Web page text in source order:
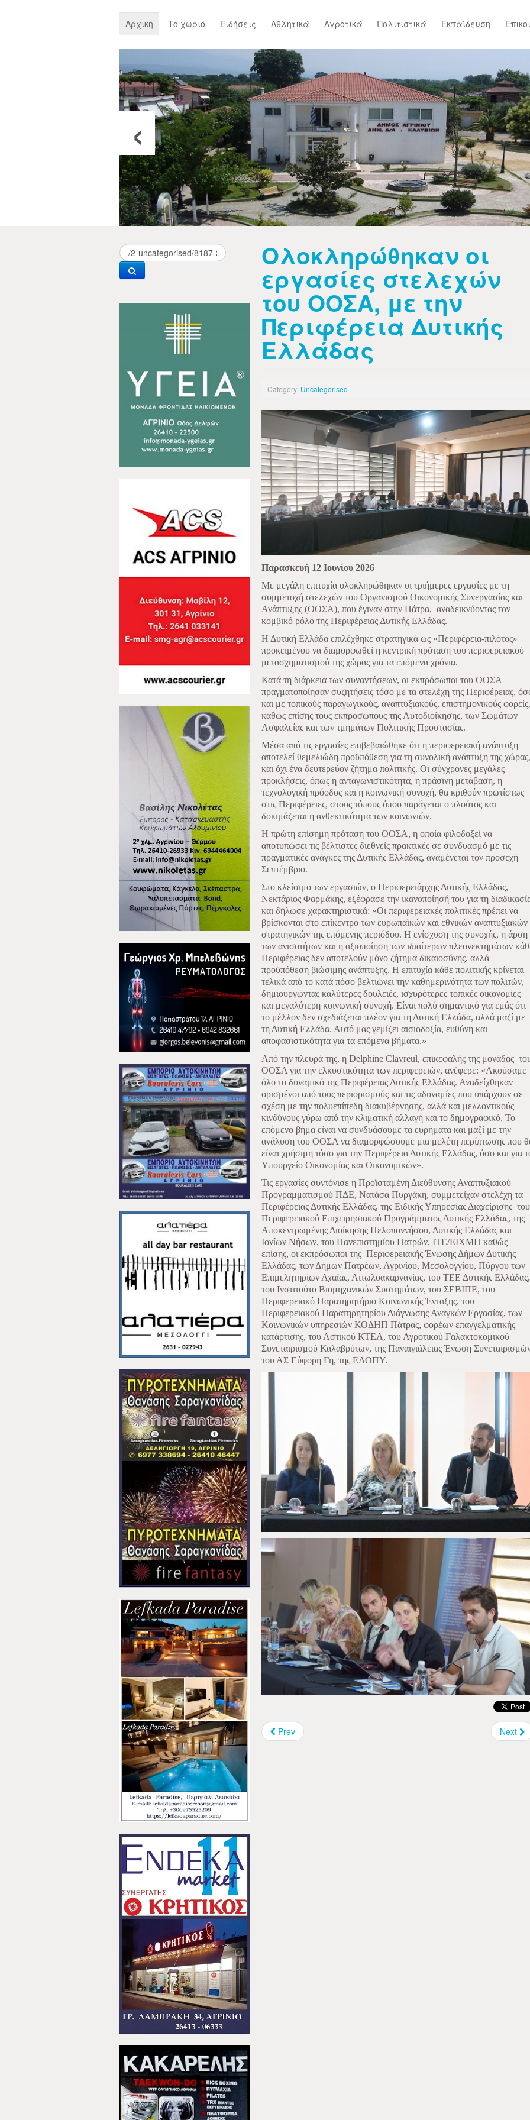
Αρχική Το χωριό Ειδήσεις Αθλητικά Αγροτικά Πολιτιστικά Εκπαίδευση
‹
Ολοκληρώθηκαν οι
εργασίες στελεχών
του ΟΟΣΑ, με την
Περιφέρεια Δυτικής
Ελλάδας
Category: Uncategorised
Παρασκευή 12 Ιουνίου 2026
Με μεγάλη επιτυχία ολοκληρώθηκαν οι τριήμερες εργασίες με τη
συμμετοχή στελεχών του Οργανισμού Οικονομικής Συνεργασίας και
Ανάπτυξης (ΟΟΣΑ), που έγιναν στην Πάτρα, αναδεικνύοντας τον
κομβικό ρόλο της Περιφέρειας Δυτικής Ελλάδας.
Η Δυτική Ελλάδα επιλέχθηκε στρατηγικά ως «Περιφέρεια-πιλότος»
προκειμένου να διαμορφωθεί η κεντρική πρόταση του περιφερειακού
μετασχηματισμού της χώρας για τα επόμενα χρόνια.
Κατά τη διάρκεια των συναντήσεων, οι εκπρόσωποι του ΟΟΣΑ
πραγματοποίησαν συζητήσεις τόσο με τα στελέχη της Περιφέρειας,
και με τοπικούς παραγωγικούς, αναπτυξιακούς, επιστημονικούς φορείς,
καθώς επίσης τους εκπροσώπους της Αυτοδιοίκησης, των Σωμάτων
Ασφαλείας και των τμημάτων Πολιτικής Προστασίας.
Μέσα από τις εργασίες επιβεβαιώθηκε ότι η περιφερειακή ανάπτυξη
αποτελεί θεμελιώδη προϋπόθεση για τη συνολική ανάπτυξη της χώρας,
και όχι ένα δευτερεύον ζήτημα πολιτικής. Οι σύγχρονες μεγάλες
προκλήσεις, όπως η ανταγωνιστικότητα, η πράσινη μετάβαση, η
τεχνολογική πρόοδος και η κοινωνική συνοχή, θα κριθούν πρωτίστως
στις Περιφέρειες, στους τόπους όπου παράγεται ο πλούτος και
δοκιμάζεται η ανθεκτικότητα των κοινωνιών.
Η πρώτη επίσημη πρόταση του ΟΟΣΑ, η οποία φιλοδοξεί να
αποτυπώσει τις βέλτιστες διεθνείς πρακτικές σε συνδυασμό με τις
πραγματικές ανάγκες της Δυτικής Ελλάδας, αναμένεται τον προσεχή
Σεπτέμβριο.
Στο κλείσιμο των εργασιών, ο Περιφερειάρχης Δυτικής Ελλάδας,
Νεκτάριος Φαρμάκης, εξέφρασε την ικανοποίησή του για τη
και δήλωσε χαρακτηριστικά: «Οι περιφερειακές πολιτικές πρέπει να
βρίσκονται στο επίκεντρο των ευρωπαϊκών και εθνικών αναπτυξιακών
στρατηγικών της επόμενης περιόδου. Η ενίσχυση της συνοχής, η άρση
των ανισοτήτων και η αξιοποίηση των ιδιαίτερων πλεονεκτημάτων
Περιφέρειας δεν αποτελούν μόνο ζήτημα δικαιοσύνης, αλλά
προϋπόθεση βιώσιμης ανάπτυξης. Η επιτυχία κάθε πολιτικής κρίνεται
τελικά από το κατά πόσο βελτιώνει την καθημερινότητα των πολιτών,
δημιουργώντας καλύτερες δουλειές, ισχυρότερες τοπικές οικονομίες
και μεγαλύτερη κοινωνική συνοχή. Είναι πολύ σημαντικό για εμάς ότι
το μέλλον δεν σχεδιάζεται πλέον για τη Δυτική Ελλάδα, αλλά μαζί με
τη Δυτική Ελλάδα. Αυτό μας γεμίζει αισιοδοξία, ευθύνη και
αποφασιστικότητα για τα επόμενα βήματα.»
Από την πλευρά της, η Delphine Clavreul, επικεφαλής της μονάδας
ΟΟΣΑ για την ελκυστικότητα των περιφερειών, ανέφερε: «Ακούσαμε
όλο το δυναμικό της Περιφέρειας Δυτικής Ελλάδας. Αναδείχθηκαν
ορισμένοι από τους περιορισμούς και τις αδυναμίες που υπάρχουν σε
σχέση με την πολυεπίπεδη διακυβέρνησης, αλλά και μελλοντικούς
κινδύνους γύρω από την κλιματική αλλαγή και το δημογραφικό. Το
επόμενο βήμα είναι να συνδυάσουμε τα ευρήματα και μαζί με την
ανάλυση του ΟΟΣΑ να διαμορφώσουμε μια μελέτη περίπτωσης που
είναι χρήσιμη τόσο για την Περιφέρεια Δυτικής Ελλάδας, όσο και για
Υπουργείο Οικονομίας και Οικονομικών».
Τις εργασίες συντόνισε η Προϊσταμένη Διεύθυνσης Αναπτυξιακού
Προγραμματισμού ΠΔΕ, Νατάσα Πυργάκη, συμμετείχαν στελέχη τα
Περιφέρειας Δυτικής Ελλάδας, της Ειδικής Υπηρεσίας Διαχείρισης του
Περιφερειακού Επιχειρησιακού Προγράμματος Δυτικής Ελλάδας, της
Αποκεντρωμένης Διοίκησης Πελοποννήσου, Δυτικής Ελλάδας και
Ιονίων Νήσων, του Πανεπιστημίου Πατρών, ΙΤΕ/ΕΙΧΜΗ καθώς
επίσης, οι εκπρόσωποι της Περιφερειακής Ένωσης Δήμων Δυτικής
Ελλάδας, των Δήμων Πατρέων, Αγρινίου, Μεσολογγίου, Πύργου των
Επιμελητηρίων Αχαΐας, Αιτωλοακαρνανίας, του ΤΕΕ Δυτικής Ελλάδας,
του Ινστιτούτο Βιομηχανικών Συστημάτων, του ΣΕΒIΠΕ, του
Περιφερειακό Παρατηρητήριο Κοινωνικής Ένταξης, του
Περιφερειακού Παρατηρητηρίου Διάγνωσης Αναγκών Εργασίας, των
Κοινωνικών υπηρεσιών ΚΟΔΗΠ Πάτρας, φορέων επαγγελματικής
κατάρτισης, του Αστικού ΚΤΕΛ, του Αγροτικού Γαλακτοκομικού
Συνεταιρισμού Καλαβρύτων, της Παναιγιάλειας Ένωση
του ΑΣ Εύφορη Γη, της ΕΛΟΠΥ.
Prev Next